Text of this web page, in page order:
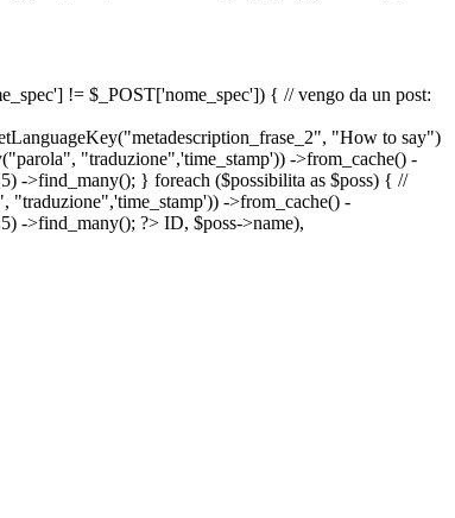
!= $_POST['nome_spec']) { // vengo da un post:
"How to say")
"traduzione",'time_stamp')) ->from_cache() -
->find_many(); } foreach ($possibilita as $poss) { //
->from_cache() -
->find_many(); ?> ID, $poss->name),